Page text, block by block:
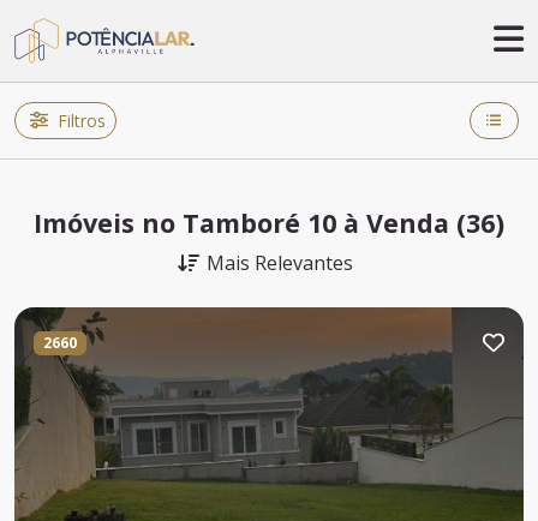
Filtros
Imóveis no Tamboré 10 à Venda (36)
Mais Relevantes
2660